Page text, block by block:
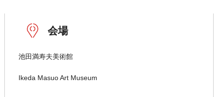
会場
池田満寿夫美術館
Ikeda Masuo Art Museum